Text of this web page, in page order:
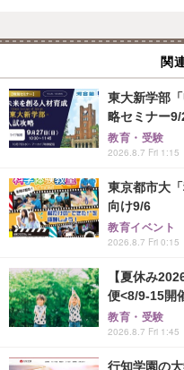
関
東大新学部
略セミナー9/
教育・受験
2026.8.7 Fri 1:15
東京都市大
向け9/6
教育イベント
2026.8.7 Fri 0:15
【夏休み
便<8/9-15開
教育・受験
2026.8.7 Fri 1:45
行知学園の